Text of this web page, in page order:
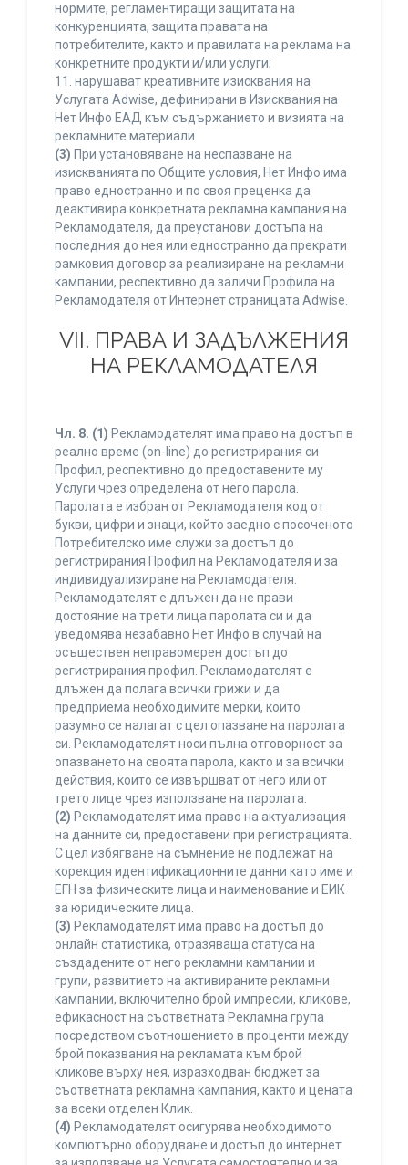
нормите, регламентиращи защитата на
конкуренцията, защита правата на
потребителите, както и правилата на реклама на
конкретните продукти и/или услуги;
11. нарушават креативните изисквания на
Услугата Adwise, дефинирани в Изисквания на
Нет Инфо ЕАД към съдържанието и визията на
рекламните материали.
(3) При установяване на неспазване на
изискванията по Общите условия, Нет Инфо има
право едностранно и по своя преценка да
деактивира конкретната рекламна кампания на
Рекламодателя, да преустанови достъпа на
последния до нея или едностранно да прекрати
рамковия договор за реализиране на рекламни
кампании, респективно да заличи Профила на
Рекламодателя от Интернет страницата Adwise.
VII. ПРАВА И ЗАДЪЛЖЕНИЯ
НА РЕКЛАМОДАТЕЛЯ
Чл. 8. (1) Рекламодателят има право на достъп в
реално време (on-line) до регистрирания си
Профил, респективно до предоставените му
Услуги чрез определена от него парола.
Паролата е избран от Рекламодателя код от
букви, цифри и знаци, който заедно с посоченото
Потребителско име служи за достъп до
регистрирания Профил на Рекламодателя и за
индивидуализиране на Рекламодателя.
Рекламодателят е длъжен да не прави
достояние на трети лица паролата си и да
уведомява незабавно Нет Инфо в случай на
осъществен неправомерен достъп до
регистрирания профил. Рекламодателят е
длъжен да полага всички грижи и да
предприема необходимите мерки, които
разумно се налагат с цел опазване на паролата
си. Рекламодателят носи пълна отговорност за
опазването на своята парола, както и за всички
действия, които се извършват от него или от
трето лице чрез използване на паролата.
(2) Рекламодателят има право на актуализация
на данните си, предоставени при регистрацията.
С цел избягване на съмнение не подлежат на
корекция идентификационните данни като име и
ЕГН за физическите лица и наименование и ЕИК
за юридическите лица.
(3) Рекламодателят има право на достъп до
онлайн статистика, отразяваща статуса на
създадените от него рекламни кампании и
групи, развитието на активираните рекламни
кампании, включително брой импресии, кликове,
ефикасност на съответната Рекламна група
посредством съотношението в проценти между
брой показвания на рекламата към брой
кликове върху нея, изразходван бюджет за
съответната рекламна кампания, както и цената
за всеки отделен Клик.
(4) Рекламодателят осигурява необходимото
компютърно оборудване и достъп до интернет